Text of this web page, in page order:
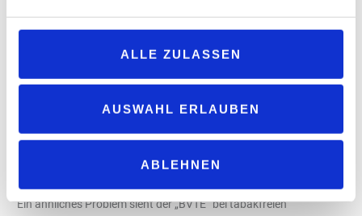
ALLE ZULASSEN
AUSWAHL ERLAUBEN
ABLEHNEN
unattraktiv machen und den Verkauf an
wirksamste Hebel des Staates bleibt eine
ausgewogene Steuerpolitik, die legale
Produkte nicht unnötig verteuert und damit
Mücke.
Ein ähnliches Problem sieht der „BVTE“ bei tabakfreien